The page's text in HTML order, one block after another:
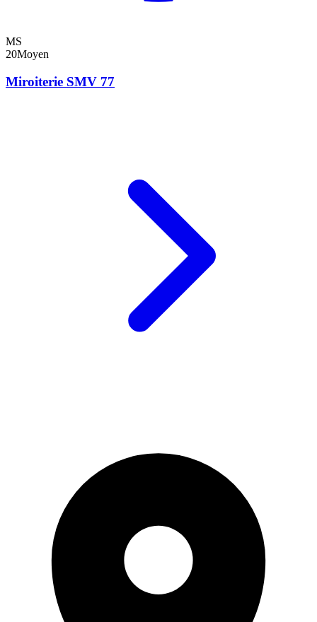
MS
20Moyen
Miroiterie SMV 77